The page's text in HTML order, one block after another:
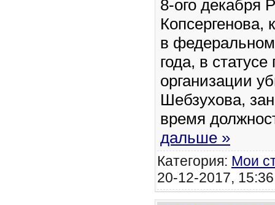
8-ого декабря
Копсергенова,
в
года, в
организации
Шебзухова,
время
дальше »
Категория: Мои
20-12-2017,